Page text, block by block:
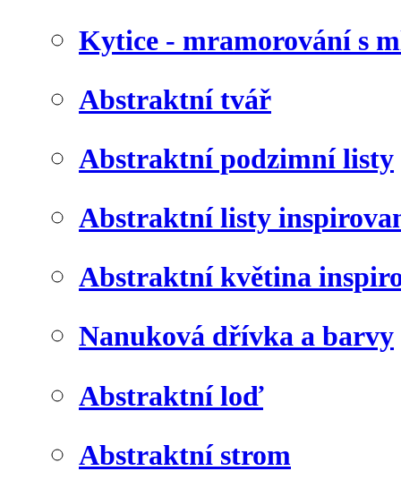
Kytice - mramorování s
Abstraktní tvář
Abstraktní podzimní listy
Abstraktní listy
Abstraktní květina
Nanuková dřívka a barvy
Abstraktní loď
Abstraktní strom